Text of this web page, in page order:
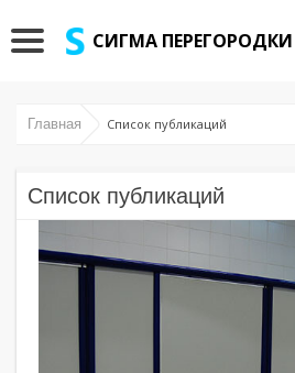
СИГМА ПЕРЕГОРОДКИ
Главная Список публикаций
Список публикаций